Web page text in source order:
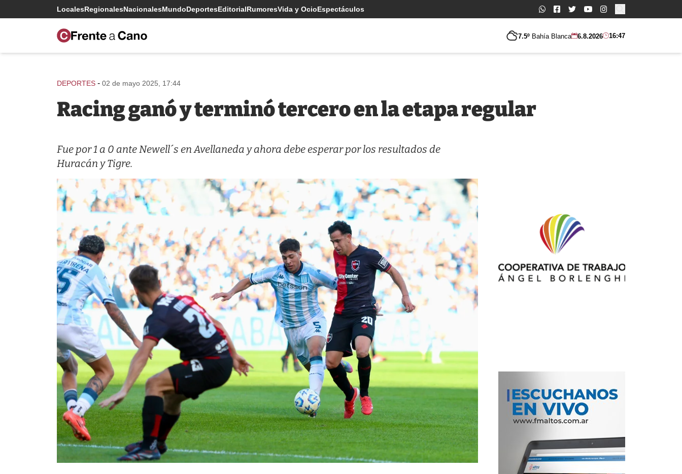
LocalesRegionalesNacionalesMundoDeportesEditorialRumoresVida y OcioEspectáculos Buscar:
7.5º Bahía Blanca 6.8.2026 16:47
DEPORTES - 02 de mayo 2025, 17:44
Racing ganó y terminó tercero en la etapa regular
Fue por 1 a 0 ante Newell´s en Avellaneda y ahora debe esperar por los resultados de
Huracán y Tigre.